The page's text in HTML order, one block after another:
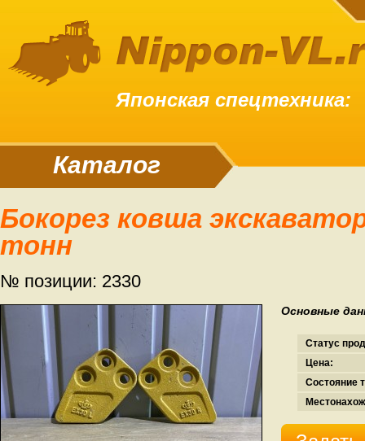
Японская спецтехника:
Каталог
Бокорез ковша экскаватора EX30 от 3 до 5
тонн
№ позиции: 2330
Основные
Статус
Цена:
Состояние